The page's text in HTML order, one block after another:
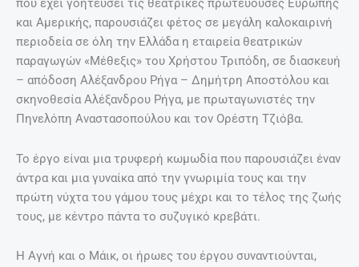
που έχει γοητεύσει τις θεατρικές πρωτεύουσες Ευρώπης
και Αμερικής, παρουσιάζει φέτος σε μεγάλη καλοκαιρινή
περιοδεία σε όλη την Ελλάδα η εταιρεία θεατρικών
παραγωγών «Μέθεξις» του Χρήστου Τριπόδη, σε διασκευή
– απόδοση Αλέξανδρου Ρήγα – Δημήτρη Aποστόλου και
σκηνοθεσία Αλέξανδρου Ρήγα, με πρωταγωνιστές την
Πηνελόπη Αναστασοπούλου και τον Ορέστη Τζιόβα.
Το έργο είναι μια τρυφερή κωμωδία που παρουσιάζει έναν
άντρα και μια γυναίκα από την γνωριμία τους και την
πρώτη νύχτα του γάμου τους μέχρι και το τέλος της ζωής
τους, με κέντρο πάντα το συζυγικό κρεβάτι.
Η Αγνή και ο Μάικ, οι ήρωες του έργου συναντιούνται,